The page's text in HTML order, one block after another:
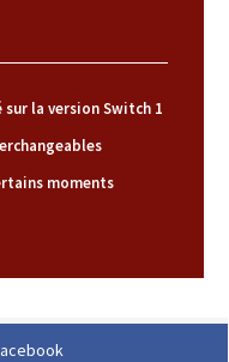
la version Switch 1
moments